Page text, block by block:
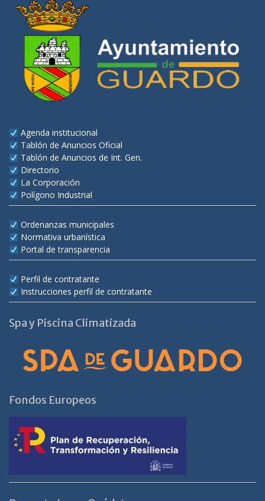
Agenda institucional
Tablón de Anuncios Oficial
Tablón de Anuncios de Int. Gen.
Directorio
La Corporación
Polígono Industrial
Ordenanzas municipales
Normativa urbanística
Portal de transparencia
Perfil de contratante
Instrucciones perfil de contratante
Spa y Piscina Climatizada
Fondos Europeos